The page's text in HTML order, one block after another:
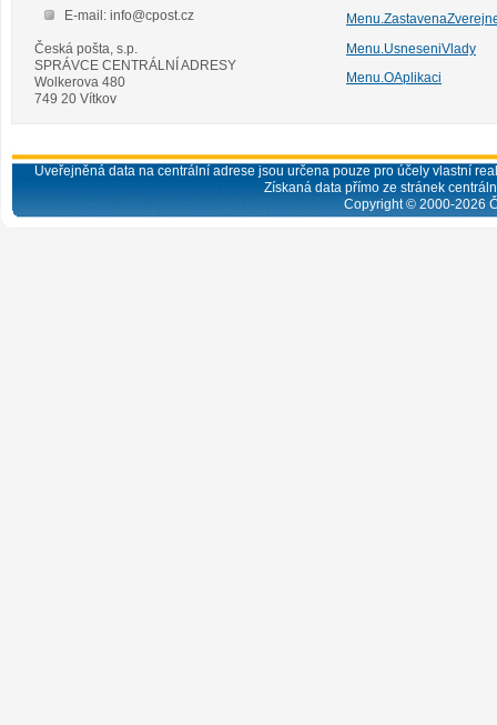
E-mail: info@cpost.cz
Česká pošta, s.p.
SPRÁVCE CENTRÁLNÍ ADRESY
Wolkerova 480
749 20 Vítkov
Menu.UsneseniVlady
Menu.OAplikaci
Uveřejněná data na centrální adrese jsou určena pouze pro účely vlastní
Získaná data přímo ze stránek
Copyright © 2000-2026